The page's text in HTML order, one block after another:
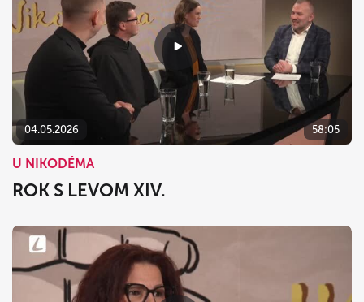
04.05.2026 58:05
U NIKODÉMA
ROK S LEVOM XIV.